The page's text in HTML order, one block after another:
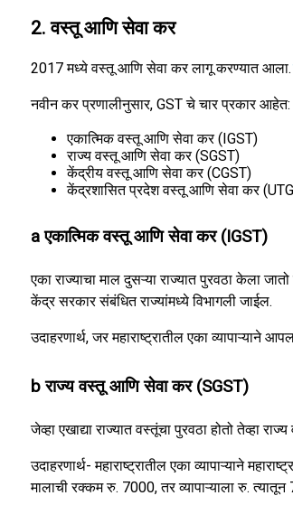
2. वस्तू आणि सेवा कर
2017 मध्ये वस्तू आणि सेवा कर लागू करण्यात आला.
नवीन कर प्रणालीनुसार, GST चे चार प्रकार आहेत:
एकात्मिक वस्तू आणि सेवा कर (IGST)
राज्य वस्तू आणि सेवा कर (SGST)
केंद्रीय वस्तू आणि सेवा कर (CGST)
केंद्रशासित प्रदेश वस्तू आणि सेवा कर
a एकात्मिक वस्तू आणि सेवा कर (IGST)
एका राज्याचा माल दुसऱ्या राज्यात पुरवठा केला
केंद्र सरकार संबंधित राज्यांमध्ये विभागली जाईल.
उदाहरणार्थ, जर महाराष्ट्रातील एका
b राज्य वस्तू आणि सेवा कर (SGST)
जेव्हा एखाद्या राज्यात वस्तूंचा पुरवठा होतो तेव्हा
उदाहरणार्थ- महाराष्ट्रातील एका व्यापाऱ्याने
मालाची रक्कम रु. 7000, तर व्यापाऱ्याला रु.